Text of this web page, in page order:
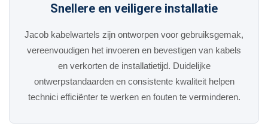
Snellere en veiligere installatie
Jacob kabelwartels zijn ontworpen voor gebruiksgemak,
vereenvoudigen het invoeren en bevestigen van kabels
en verkorten de installatietijd. Duidelijke
ontwerpstandaarden en consistente kwaliteit helpen
technici efficiënter te werken en fouten te verminderen.